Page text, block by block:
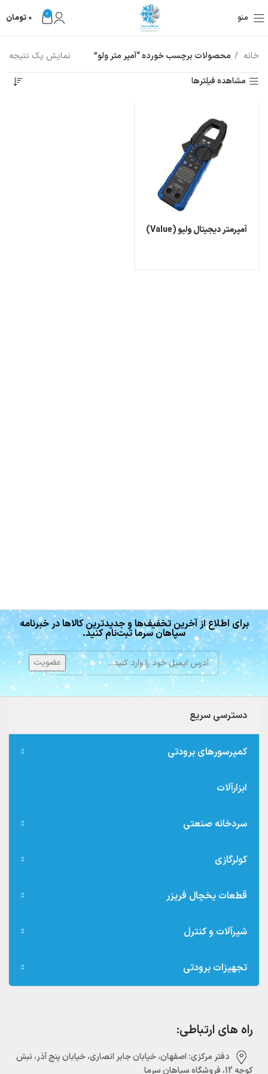
منو 0
0 تومان
خانه محصولات برچسب خورده “آمپر متر ولو”
نمایش یک نتیجه
مشاهده فیلترها
آمپرمتر دیجیتال ولیو (Value)
برای اطلاع از آخرین تخفیف‌ها و جدیدترین کالاها در خبرنامه
سپاهان سرما ثبت‌نام کنید.
دسترسی سریع
کمپرسورهای برودتی
ابزارآلات
سردخانه صنعتی
کولرگازی
قطعات یخچال فریزر
شیرآلات و کنترل
تجهیزات برودتی
راه های ارتباطی:
دفتر مرکزی:‌ اصفهان، خیابان جابر انصاری، خیابان پنج آذر، نبش
کوچه 12، فروشگاه سپاهان سرما